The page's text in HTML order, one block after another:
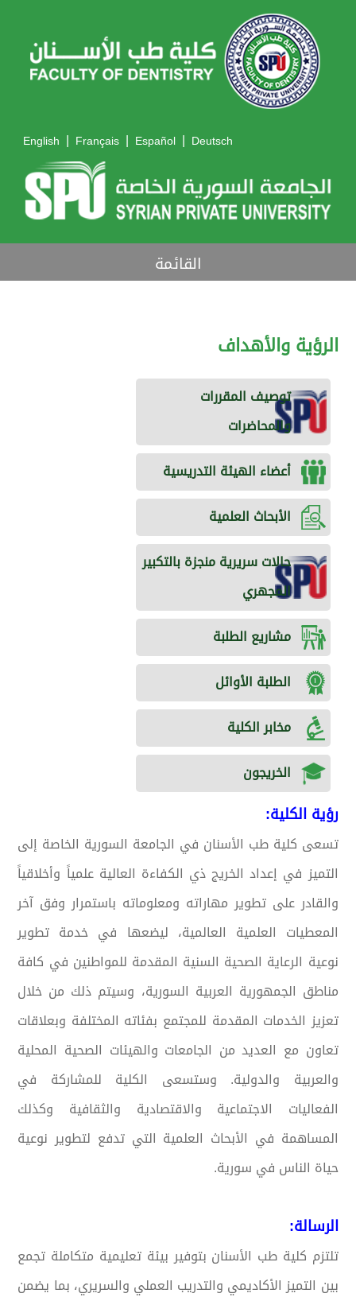
English | Français | Español | Deutsch
القائمة
الرؤية والأهداف
توصيف المقررات
والمحاضرات
أعضاء الهيئة التدريسية
الأبحاث العلمية
حالات سريرية منجزة بالتكبير
المجهري
مشاريع الطلبة
الطلبة الأوائل
مخابر الكلية
الخريجون
رؤية الكلية:
تسعى كلية طب الأسنان في الجامعة السورية الخاصة إلى
التميز في إعداد الخريج ذي الكفاءة العالية علمياً وأخلاقياً
والقادر على تطوير مهاراته ومعلوماته باستمرار وفق آخر
المعطيات العلمية العالمية، ليضعها في خدمة تطوير
نوعية الرعاية الصحية السنية المقدمة للمواطنين في كافة
مناطق الجمهورية العربية السورية، وسيتم ذلك من خلال
تعزيز الخدمات المقدمة للمجتمع بفئاته المختلفة وبعلاقات
تعاون مع العديد من الجامعات والهيئات الصحية المحلية
والعربية والدولية. وستسعى الكلية للمشاركة في
الفعاليات الاجتماعية والاقتصادية والثقافية وكذلك
المساهمة في الأبحاث العلمية التي تدفع لتطوير نوعية
حياة الناس في سورية.
الرسالة:
تلتزم كلية طب الأسنان بتوفير بيئة تعليمية متكاملة تجمع
بين التميز الأكاديمي والتدريب العملي والسريري، بما يضمن